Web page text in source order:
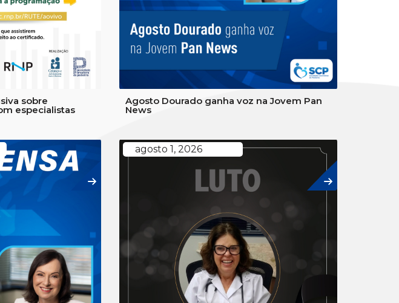
sobre
especialistas
Agosto Dourado ganha voz na Jovem Pan
News
agosto 1, 2026